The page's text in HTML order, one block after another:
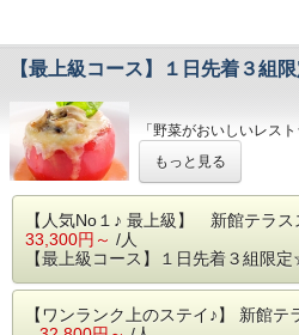
彼女や奥様、彼氏やお
トしたい！
という方は組数限定の
【 お知らせ 】
２泊以上でお申込みの
意となります
【最上級コース】１日先着３組
「野菜がおいしいレス
〈前菜〉から〈主菜〉
だんに用いた特選メニュ
① グリーンスムージー
② 自家製豆腐のアミュ
④ 新鮮野菜のサラダ
もっと見る
【人気No１♪ 最上級】 新館テラ
33,300円～ /人
【最上級コース】１日先着３組限
【ワンランク上のステイ♪】 新館